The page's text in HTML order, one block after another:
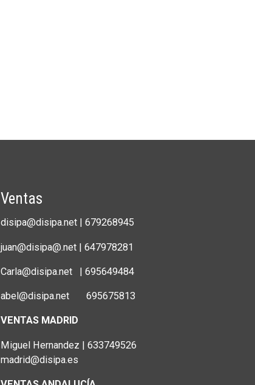
Ventas
disipa@disipa.net | 679268945
juan@disipa@.net | 647978281
Carla@disipa.net | 695649484
abel@disipa.net 695675813
VENTAS MADRID
Miguel Hernandez | 633749526
madrid@disipa.es